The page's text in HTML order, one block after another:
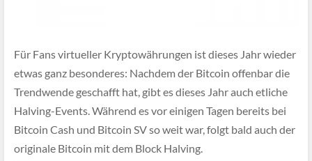
Für Fans virtueller Kryptowährungen ist dieses Jahr wieder
etwas ganz besonderes: Nachdem der Bitcoin offenbar die
Trendwende geschafft hat, gibt es dieses Jahr auch etliche
Halving-Events. Während es vor einigen Tagen bereits bei
Bitcoin Cash und Bitcoin SV so weit war, folgt bald auch der
originale Bitcoin mit dem Block Halving.